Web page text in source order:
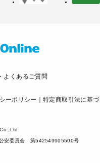
よくあるご質問
ーポリシー 特定商取引法に基
公安委員会 第542549905500号